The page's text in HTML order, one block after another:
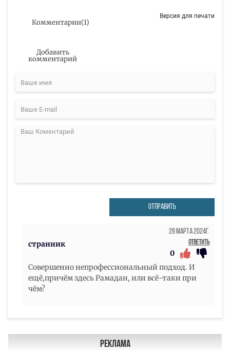
Комментарии(1)
Версия для печати
Добавить
комментарий
ОТПРАВИТЬ
странник
28 Марта 2024г.
Ответить
0
Совершенно непрофессиональный подход. И
ещё,причём здесь Рамадан, или всё-таки при
чём?
Реклама